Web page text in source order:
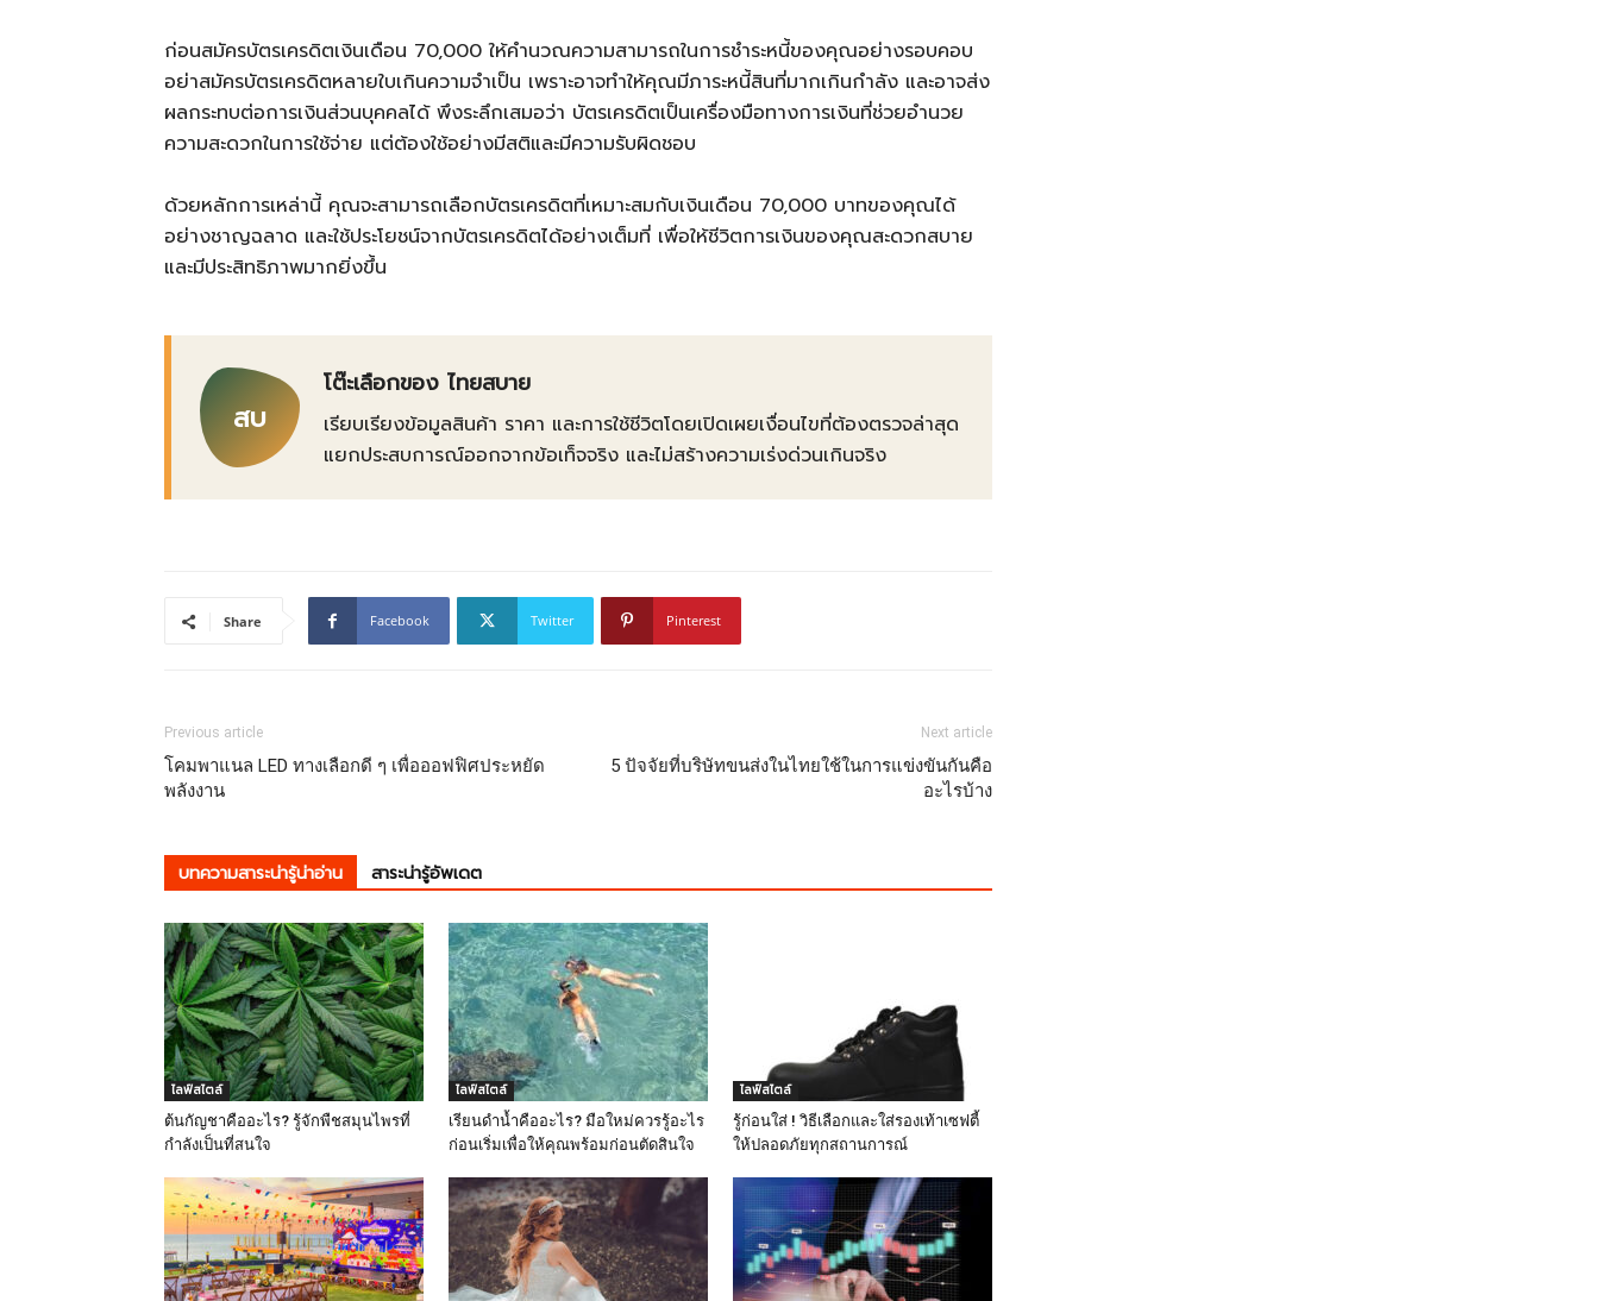
ก่อนสมัครบัตรเครดิตเงินเดือน 70,000 ให้คำนวณความสามารถในการชำระหนี้ของคุณอย่างรอบคอบ
อย่าสมัครบัตรเครดิตหลายใบเกินความจำเป็น เพราะอาจทำให้คุณมีภาระหนี้สินที่มากเกินกำลัง และอาจส่ง
ผลกระทบต่อการเงินส่วนบุคคลได้ พึงระลึกเสมอว่า บัตรเครดิตเป็นเครื่องมือทางการเงินที่ช่วยอำนวย
ความสะดวกในการใช้จ่าย แต่ต้องใช้อย่างมีสติและมีความรับผิดชอบ
ด้วยหลักการเหล่านี้ คุณจะสามารถเลือกบัตรเครดิตที่เหมาะสมกับเงินเดือน 70,000 บาทของคุณได้
อย่างชาญฉลาด และใช้ประโยชน์จากบัตรเครดิตได้อย่างเต็มที่ เพื่อให้ชีวิตการเงินของคุณสะดวกสบาย
และมีประสิทธิภาพมากยิ่งขึ้น
สบ
โต๊ะเลือกของ ไทยสบาย
เรียบเรียงข้อมูลสินค้า ราคา และการใช้ชีวิตโดยเปิดเผยเงื่อนไขที่ต้องตรวจล่าสุด
แยกประสบการณ์ออกจากข้อเท็จจริง และไม่สร้างความเร่งด่วนเกินจริง
Share Facebook Twitter Pinterest
Previous article
โคมพาแนล LED ทางเลือกดี ๆ เพื่อออฟฟิศประหยัด
พลังงาน
Next article
5 ปัจจัยที่บริษัทขนส่งในไทยใช้ในการแข่งขันกันคือ
อะไรบ้าง
บทความสาระน่ารู้น่าอ่าน สาระน่ารู้อัพเดต
ไลฟ์สไตล์
ต้นกัญชาคืออะไร? รู้จักพืชสมุนไพรที่
กำลังเป็นที่สนใจ
ไลฟ์สไตล์
เรียนดำน้ำคืออะไร? มือใหม่ควรรู้อะไร
ก่อนเริ่มเพื่อให้คุณพร้อมก่อนตัดสินใจ
ไลฟ์สไตล์
รู้ก่อนใส่ ! วิธีเลือกและใส่รองเท้าเซฟตี้
ให้ปลอดภัยทุกสถานการณ์